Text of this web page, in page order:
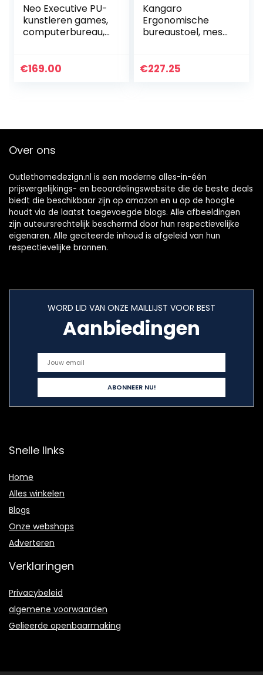
Neo Executive PU-
kunstleren games,
computerbureau,
verstelbare
€169.00
Kangaro
Ergonomische
bureaustoel, mesh,
lendensteun en
€227.25
Over ons
Outlethomedezign.nl is een moderne alles-in-één
prijsvergelijkings- en beoordelingswebsite die de beste deals
biedt die beschikbaar zijn op amazon en u op de hoogte
houdt via de laatst toegevoegde blogs. Alle afbeeldingen
zijn auteursrechtelijk beschermd door hun respectievelijke
eigenaren. Alle geciteerde inhoud is afgeleid van hun
respectievelijke bronnen.
WORD LID VAN ONZE MAILLIJST VOOR BEST
Aanbiedingen
Snelle links
Home
Alles winkelen
Blogs
Onze webshops
Adverteren
Verklaringen
Privacybeleid
algemene voorwaarden
Gelieerde openbaarmaking